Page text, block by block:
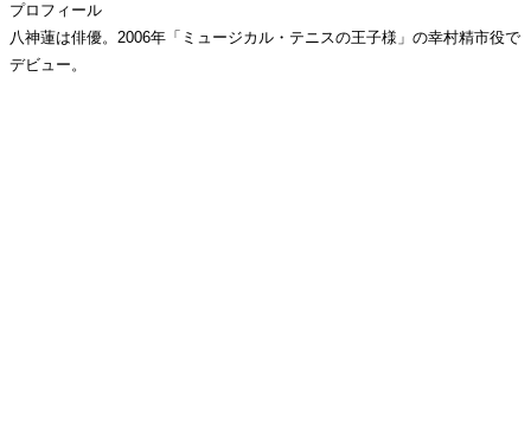
プロフィール
八神蓮は俳優。2006年「ミュージカル・テニスの王子様」の幸村精市役で
デビュー。